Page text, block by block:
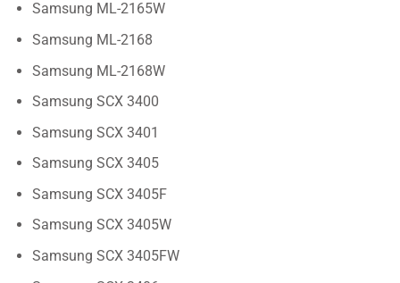
Samsung ML-2165W
Samsung ML-2168
Samsung ML-2168W
Samsung SCX 3400
Samsung SCX 3401
Samsung SCX 3405
Samsung SCX 3405F
Samsung SCX 3405W
Samsung SCX 3405FW